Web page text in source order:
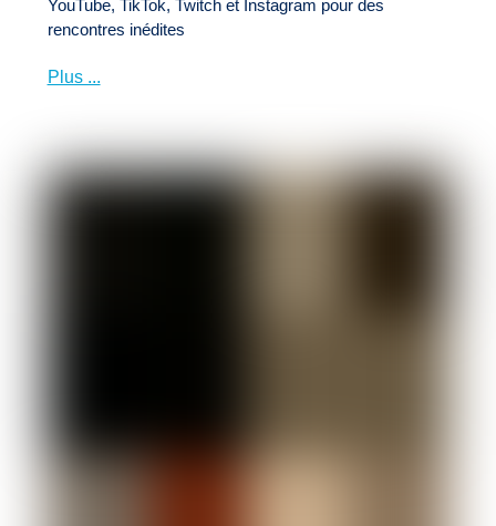
YouTube, TikTok, Twitch et Instagram pour des
rencontres inédites
Plus ...